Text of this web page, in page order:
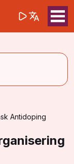
Sök på(opens in a
Antidoping